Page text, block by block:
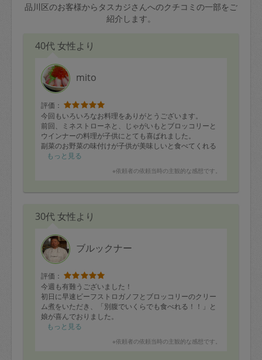
品川区のお客様からタスカジさんへのクチコミの一部をご
紹介します。
40代 女性より
mito
評価：
今回もいろいろなお料理をありがとうございます。
前回、ミネストローネと、じゃがいもとブロッコリーと
ウインナーの料理が子供にとても喜ばれました。
副菜のお野菜の味付けが子供が美味しいと食べてくれる
ので助かっています。
た。
もっと見る
※依頼者の依頼当時の主観的な感想です。
30代 女性より
ブルックナー
評価：
今週も有難うございました！
初日に早速ビーフストロガノフとブロッコリーのクリー
ム煮をいただき、「別腹でいくらでも食べれる！！」と
娘が喜んでおりました。
ても美味しくて、何から出たダシなのか…いずれもダシ
もっと見る
※依頼者の依頼当時の主観的な感想です。